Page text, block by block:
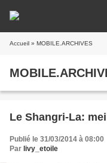
Accueil » MOBILE.ARCHIVES
Le Shangri-La:
Publié le 31/03/2014 à 08:00
Par livy_etoile